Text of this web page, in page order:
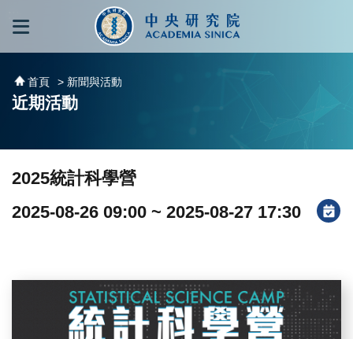
跳到主要內容區塊
首頁 > 新聞與活動
近期活動
2025統計科學營
2025-08-26 09:00 ~ 2025-08-27 17:30